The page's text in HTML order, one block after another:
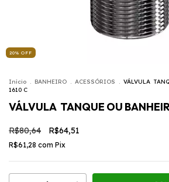
20% OFF
Início . BANHEIRO . ACESSÓRIOS . VÁLVULA
1610 C
VÁLVULA TANQUE OU
R$80,64 R$64,51
R$61,28 com Pix